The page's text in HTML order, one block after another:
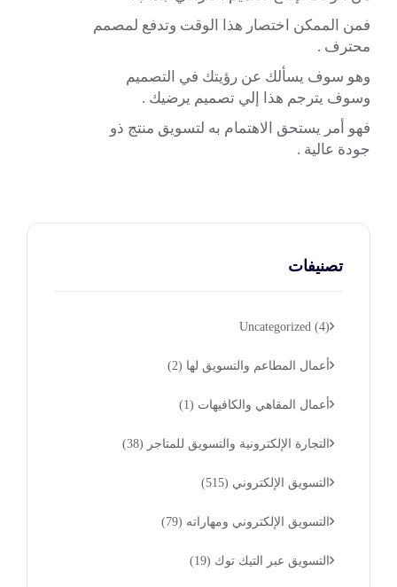
فمن الممكن اختصار هذا الوقت وتدفع لمصمم
محترف .
وهو سوف يسألك عن رؤيتك في التصميم
وسوف يترجم هذا إلي تصميم يرضيك .
فهو أمر يستحق الاهتمام به لتسويق منتج ذو
جودة عالية .
تصنيفات
Uncategorized (4)
أعمال المطاعم والتسويق لها (2)
أعمال المقاهي والكافيهات (1)
التجارة الإلكترونية والتسويق للمتاجر (38)
التسويق الإلكتروني (515)
التسويق الإلكتروني ومهاراته (79)
التسويق عبر التيك توك (19)